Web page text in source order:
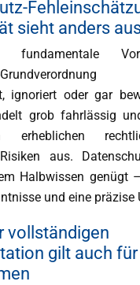
sieht anders
fundamentale
Grundverordnung
ignoriert oder gar
grob fahrlässig
erheblichen
aus.
Halbwissen genügt
und eine präzise
vollständigen
gilt auch